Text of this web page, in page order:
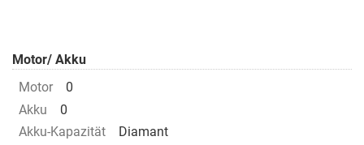
Motor/ Akku
Motor
0
Akku
0
Akku-Kapazität
Diamant